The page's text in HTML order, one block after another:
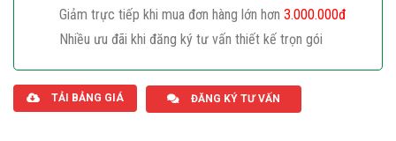
Giảm trực tiếp khi mua đơn hàng lớn hơn 3.000.000đ
Nhiều ưu đãi khi đăng ký tư vấn thiết kế trọn gói
TẢI BẢNG GIÁ ĐĂNG KÝ TƯ VẤN